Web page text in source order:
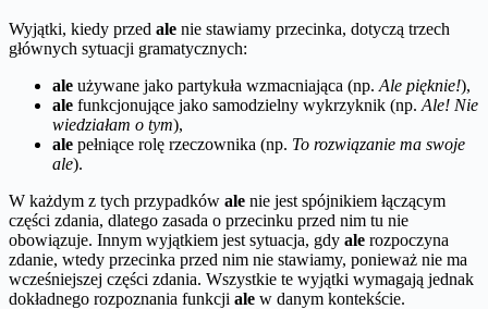
Wyjątki, kiedy przed ale nie stawiamy przecinka, dotyczą trzech
głównych sytuacji gramatycznych:
ale używane jako partykuła wzmacniająca (np. Ale pięknie!),
ale funkcjonujące jako samodzielny wykrzyknik (np. Ale! Nie
wiedziałam o tym),
ale pełniące rolę rzeczownika (np. To rozwiązanie ma swoje
ale).
W każdym z tych przypadków ale nie jest spójnikiem łączącym
części zdania, dlatego zasada o przecinku przed nim tu nie
obowiązuje. Innym wyjątkiem jest sytuacja, gdy ale rozpoczyna
zdanie, wtedy przecinka przed nim nie stawiamy, ponieważ nie ma
wcześniejszej części zdania. Wszystkie te wyjątki wymagają jednak
dokładnego rozpoznania funkcji ale w danym kontekście.